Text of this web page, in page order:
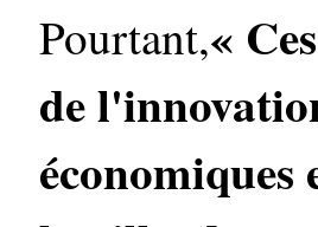
Pourtant,«
de